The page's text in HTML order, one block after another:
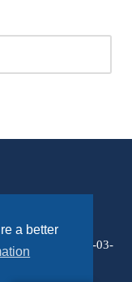
a better
Acronym
Topic: SC1-BHC-03-